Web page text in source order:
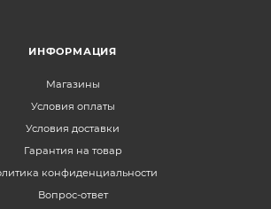
ИНФОРМАЦИЯ
Магазины
Условия оплаты
Условия доставки
Гарантия на товар
конфиденциальности
Вопрос-ответ